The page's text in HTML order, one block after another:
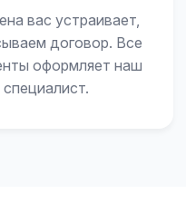
вас устраивает,
договор. Все
оформляет наш
специалист.